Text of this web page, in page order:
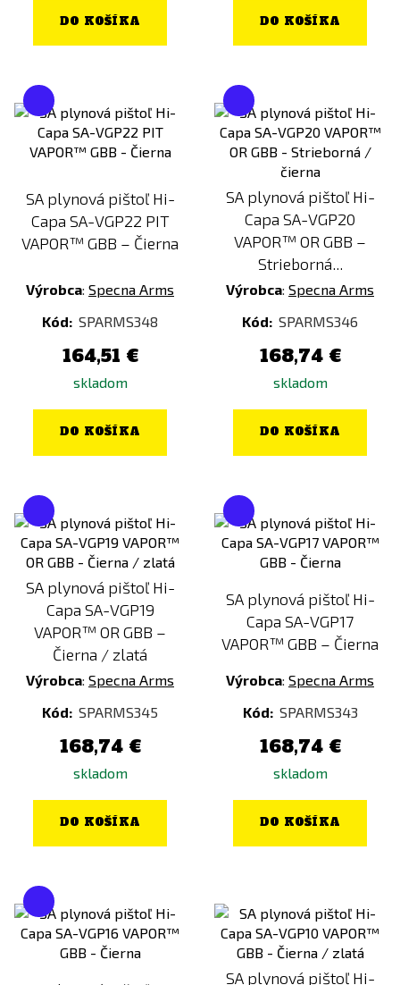
DO KOŠÍKA DO KOŠÍKA
SA plynová pištoľ Hi-
Capa SA-VGP22 PIT
VAPOR™ GBB – Čierna
Výrobca: Specna Arms
Kód: SPARMS348
164,51 €
skladom
DO KOŠÍKA
SA plynová pištoľ Hi-
Capa SA-VGP20
VAPOR™ OR GBB –
Strieborná...
Výrobca: Specna Arms
Kód: SPARMS346
168,74 €
skladom
DO KOŠÍKA
SA plynová pištoľ Hi-
Capa SA-VGP19
VAPOR™ OR GBB –
Čierna / zlatá
Výrobca: Specna Arms
Kód: SPARMS345
168,74 €
skladom
DO KOŠÍKA
SA plynová pištoľ Hi-
Capa SA-VGP17
VAPOR™ GBB – Čierna
Výrobca: Specna Arms
Kód: SPARMS343
168,74 €
skladom
DO KOŠÍKA
SA plynová pištoľ Hi-